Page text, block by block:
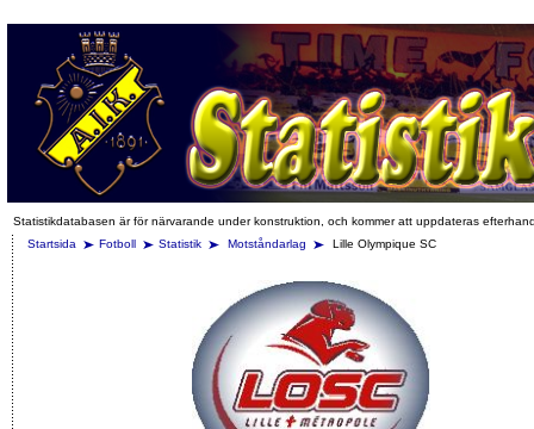
Statistikdatabasen är för närvarande under konstruktion, och kommer att uppdateras
Startsida
Fotboll Statistik Motståndarlag Lille Olympique SC